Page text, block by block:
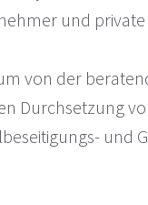
und
von der
Durchsetzung
und